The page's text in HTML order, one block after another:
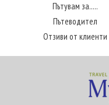
Пътувам за.....
Пътеводител
Отзиви от клиенти